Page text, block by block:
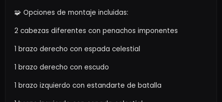
🧩 Opciones de montaje incluidas:
2 cabezas diferentes con penachos imponentes
1 brazo derecho con espada celestial
1 brazo derecho con escudo
1 brazo izquierdo con estandarte de batalla